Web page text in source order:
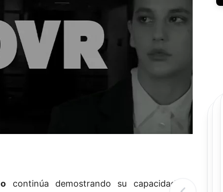
continúa demostrando su capacidad de